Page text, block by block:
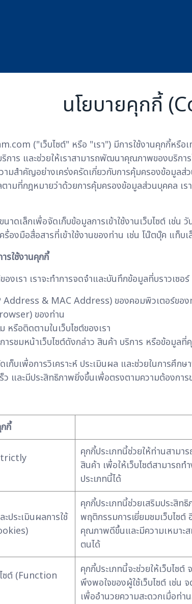
นโยบายคุกกี้
("เว็บไซต์" หรือ "เรา") มีการใช้งานคุกกี้หรือ
การ และช่วยให้เราสามารถพัฒนาคุณภาพของบริก
วามสำคัญอย่างเคร่งครัดเกี่ยวกับการคุ้มครองข้อมู
มที่กฎหมายว่าด้วยการคุ้มครองข้อมูลส่วนบุคคล เร
าดเล็กเพื่อจัดเก็บข้อมูลการเข้าใช้งานเว็บไซต์ เช่น
งมือสื่อสารที่เข้าใช้งานของท่าน เช่น โน๊ตบุ๊ค แท็บ
รใช้งานคุกกี้
ของเรา เราจะทำการจดจำและบันทึกข้อมูลที่บราวเ
& MAC Address) ของคอมพิวเตอร์ของ
ของท่าน
หรือติดตามในเว็บไซต์ของเรา
รชมหน้าเว็บไซต์ดังกล่าว สินค้า บริการ หรือข้อมูล
ก็บเพื่อการวิเคราะห์ ประเมินผล และช่วยในการ
ว และมีประสิทธิภาพยิ่งขึ้นเพื่อตรงตามความต้องกา
กี้
คุกกี้ประเภทนี้ช่วยให้ท่านสามาร
สินค้า เพื่อให้เว็บไซต์สามารถ
ประเภทนี้ได้
ประเมินผลการใช้
คุกกี้ประเภทนี้ช่วยเสริมประสิท
พฤติกรรมการเยี่ยมชมเว็บไซ
คุณภาพดีขึ้นและมีความเหมาะ
ตนได้
ซต์ (Function
คุกกี้ประเภทนี้จะช่วยให้เว็บไซ
พึงพอใจของผู้ใช้เว็บไซต์ เช่น
เพื่ออำนวยความสะดวกเมื่อท่า